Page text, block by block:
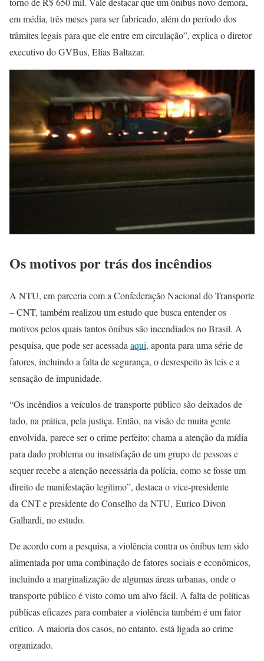
em média, três meses para ser fabricado, além do período dos
trâmites legais para que ele entre em circulação”, explica o diretor
executivo do GVBus, Elias Baltazar.
Os motivos por trás dos incêndios
A NTU, em parceria com a Confederação Nacional do Transporte
– CNT, também realizou um estudo que busca entender os
motivos pelos quais tantos ônibus são incendiados no Brasil. A
pesquisa, que pode ser acessada aqui, aponta para uma série de
fatores, incluindo a falta de segurança, o desrespeito às leis e a
sensação de impunidade.
“Os incêndios a veículos de transporte público são deixados de
lado, na prática, pela justiça. Então, na visão de muita gente
envolvida, parece ser o crime perfeito: chama a atenção da mídia
para dado problema ou insatisfação de um grupo de pessoas e
sequer recebe a atenção necessária da polícia, como se fosse um
direito de manifestação legítimo”, destaca o vice-presidente
da CNT e presidente do Conselho da NTU, Eurico Divon
Galhardi, no estudo.
De acordo com a pesquisa, a violência contra os ônibus tem sido
alimentada por uma combinação de fatores sociais e econômicos,
incluindo a marginalização de algumas áreas urbanas, onde o
transporte público é visto como um alvo fácil. A falta de políticas
públicas eficazes para combater a violência também é um fator
crítico. A maioria dos casos, no entanto, está ligada ao crime
organizado.